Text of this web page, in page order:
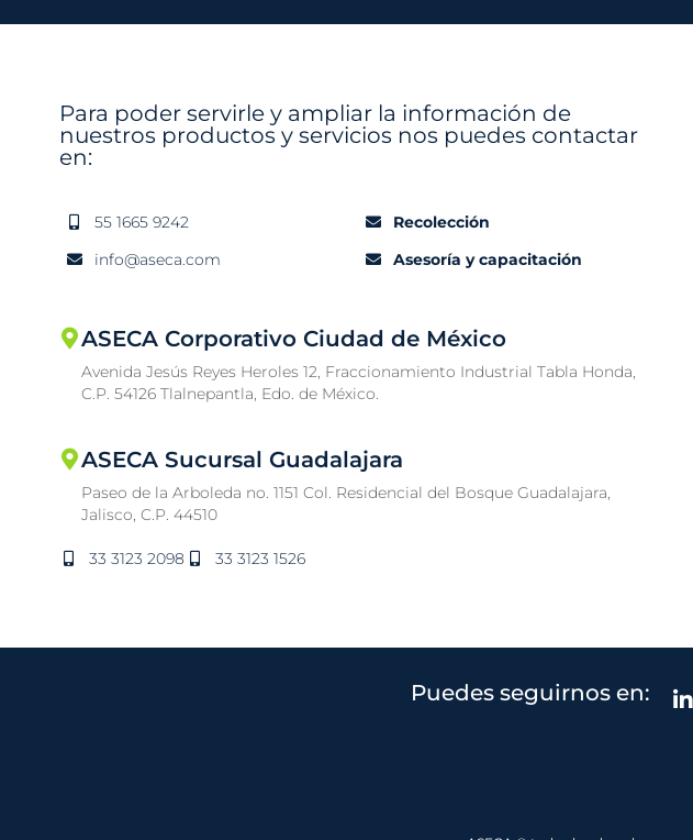
Para poder servirle y ampliar la información de
nuestros productos y servicios nos puedes contactar
en:
55 1665 9242
info@aseca.com
Recolección
Asesoría y capacitación
ASECA Corporativo Ciudad de México
Avenida Jesús Reyes Heroles 12, Fraccionamiento Industrial Tabla Honda,
C.P. 54126 Tlalnepantla, Edo. de México.
ASECA Sucursal Guadalajara
Paseo de la Arboleda no. 1151 Col. Residencial del Bosque Guadalajara,
Jalisco, C.P. 44510
33 3123 2098 33 3123 1526
Puedes seguirnos en: